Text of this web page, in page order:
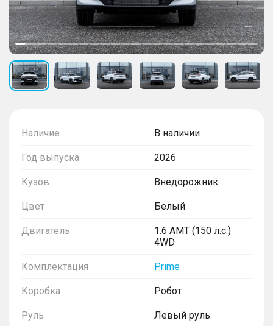
Наличие В наличии
Год выпуска 2026
Кузов Внедорожник
Цвет Белый
Двигатель
1.6 AMT (150 л.с.)
4WD
Комплектация Prime
Коробка Робот
Руль Левый руль